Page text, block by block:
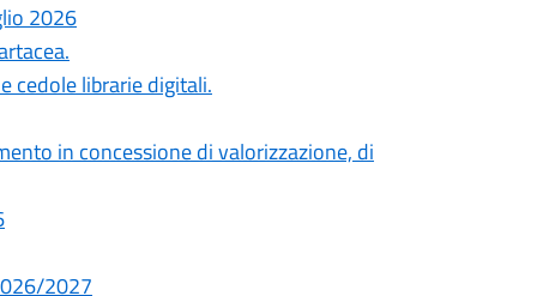
2026
cedole librarie digitali.
in concessione di valorizzazione, di
2027